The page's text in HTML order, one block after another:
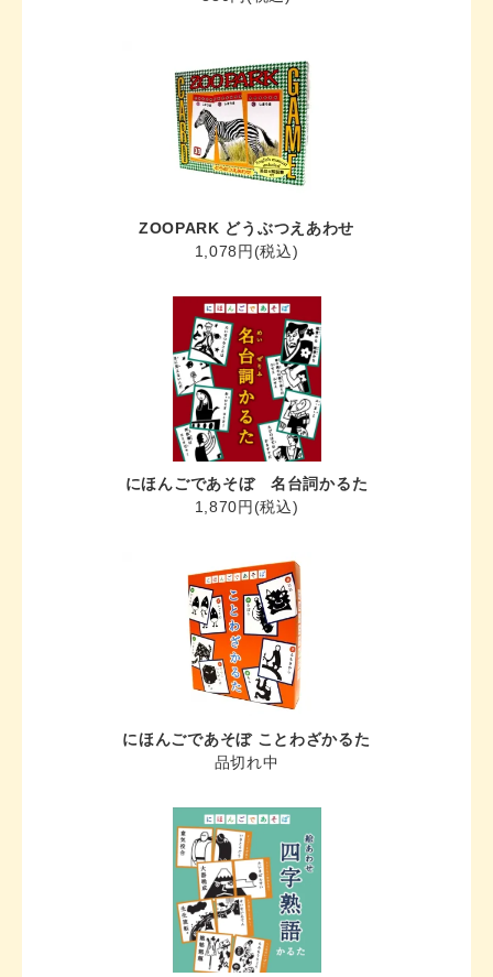
ZOOPARK どうぶつえあわせ
1,078円(税込)
にほんごであそぼ 名台詞かるた
1,870円(税込)
にほんごであそぼ ことわざかるた
品切れ中